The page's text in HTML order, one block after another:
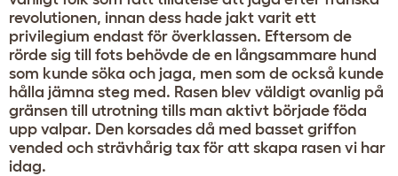
revolutionen, innan dess hade jakt varit ett
privilegium endast för överklassen. Eftersom de
rörde sig till fots behövde de en långsammare hund
som kunde söka och jaga, men som de också kunde
hålla jämna steg med. Rasen blev väldigt ovanlig på
gränsen till utrotning tills man aktivt började föda
upp valpar. Den korsades då med basset griffon
vended och strävhårig tax för att skapa rasen vi har
idag.